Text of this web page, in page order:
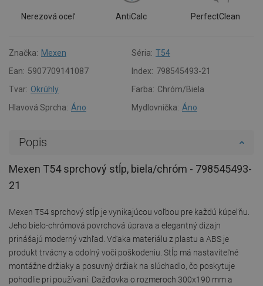
Nerezová oceľ AntiCalc PerfectClean
Značka: Mexen Séria: T54
Ean: 5907709141087 Index: 798545493-21
Tvar: Okrúhly Farba: Chróm/Biela
Hlavová Sprcha: Áno Mydlovnička: Áno
Popis
Mexen T54 sprchový stĺp, biela/chróm - 798545493-
21
Mexen T54 sprchový stĺp je vynikajúcou voľbou pre každú kúpeľňu.
Jeho bielo-chrómová povrchová úprava a elegantný dizajn
prinášajú moderný vzhľad. Vďaka materiálu z plastu a ABS je
produkt trvácny a odolný voči poškodeniu. Stĺp má nastaviteľné
montážne držiaky a posuvný držiak na slúchadlo, čo poskytuje
pohodlie pri používaní. Dažďovka o rozmeroch 300x190 mm a